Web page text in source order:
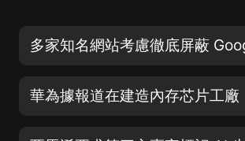
多家知名網站考慮徹底屏蔽
華為據報道在建造內存芯片工廠